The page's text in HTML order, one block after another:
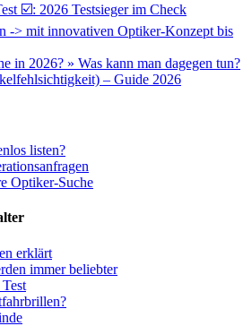
☑️: 2026 Testsieger im Check
-> mit innovativen Optiker-Konzept bis
in 2026? » Was kann man dagegen tun?
– Guide 2026
listen?
Optiker-Suche
erklärt
immer beliebter